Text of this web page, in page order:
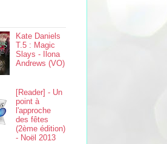
Kate Daniels
T.5 : Magic
Slays - Ilona
Andrews (VO)
[Reader] - Un
point à
l'approche
des fêtes
(2ème édition)
- Noël 2013